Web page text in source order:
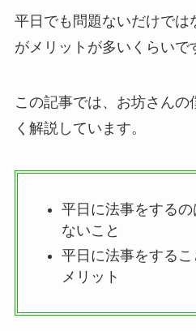
平日でも問題ないだけでは
がメリットが多いくらいで
この記事では、お坊さんの
く解説しています。
平日に法事をするの
ないこと
平日に法事をする
メリット